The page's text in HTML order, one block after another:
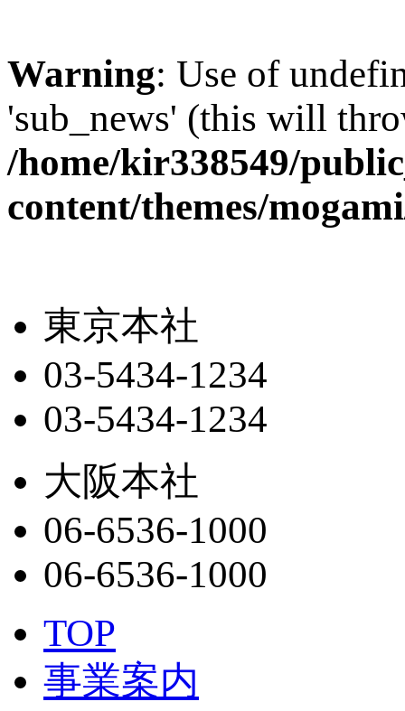
Warning: Use of
'sub_news' (this will
/home/kir338549/
content/themes/
東京本社
03-5434-1234
03-5434-1234
大阪本社
06-6536-1000
06-6536-1000
TOP
事業案内